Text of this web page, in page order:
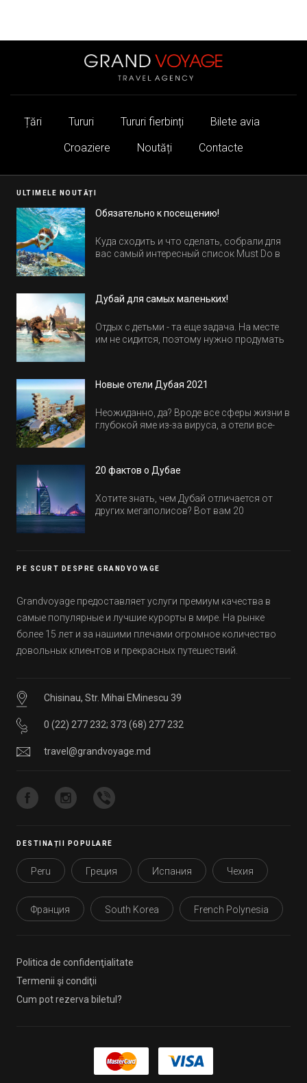
Țări Tururi Tururi fierbinți
Bilete avia
Croaziere
Noutăți Contacte
ULTIMELE NOUTĂȚI
Обязательно к посещению!
Куда сходить и что сделать, собрали для
вас самый интересный список Must Do в
Дубай для самых маленьких!
Отдых с детьми - та еще задача. На месте
им не сидится, поэтому нужно продумать
Новые отели Дубая 2021
Неожиданно, да? Вроде все сферы жизни в
глубокой яме из-за вируса, а отели все-
обычно на первые заезды дают промо-
20 фактов о Дубае
Хотите знать, чем Дубай отличается от
других мегаполисов? Вот вам 20
PE SCURT DESPRE GRANDVOYAGE
Grandvoyage предоставляет услуги премиум качества в
самые популярные и лучшие курорты в мире. На рынке
более 15 лет и за нашими плечами огромное количество
довольных клиентов и прекрасных путешествий.
Chisinau, Str. Mihai EMinescu 39
0 (22) 277 232; 373 (68) 277 232
travel@grandvoyage.md
DESTINAȚII POPULARE
Peru Греция Испания Чехия
Франция South Korea French Polynesia
Politica de confidenţialitate
Termenii şi condiţii
Cum pot rezerva biletul?